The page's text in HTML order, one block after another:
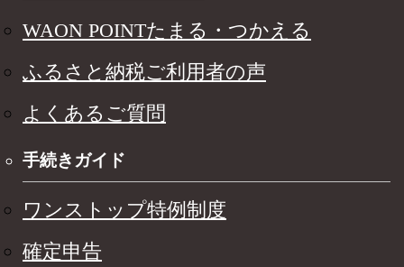
WAON POINTたまる・つかえる
ふるさと納税ご利用者の声
よくあるご質問
手続きガイド
ワンストップ特例制度
確定申告